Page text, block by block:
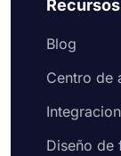
Recursos
Blog
Centro de
Diseño de